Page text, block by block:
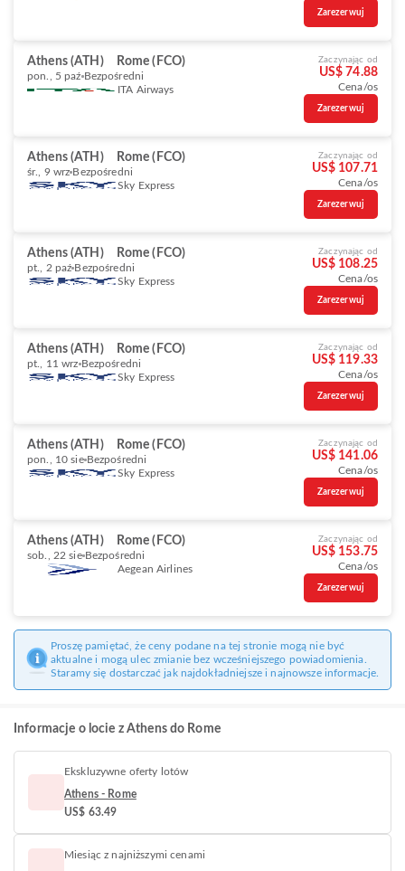
Zarezerwuj
Athens (ATH) Rome (FCO)
pon., 5 paź Bezpośredni
ITA Airways
Zaczynając od
US$ 74.88
Cena/os
Zarezerwuj
Athens (ATH) Rome (FCO)
śr., 9 wrz Bezpośredni
Sky Express
Zaczynając od
US$ 107.71
Cena/os
Zarezerwuj
Athens (ATH) Rome (FCO)
pt., 2 paź Bezpośredni
Sky Express
Zaczynając od
US$ 108.25
Cena/os
Zarezerwuj
Athens (ATH) Rome (FCO)
pt., 11 wrz Bezpośredni
Sky Express
Zaczynając od
US$ 119.33
Cena/os
Zarezerwuj
Athens (ATH) Rome (FCO)
pon., 10 sie Bezpośredni
Sky Express
Zaczynając od
US$ 141.06
Cena/os
Zarezerwuj
Athens (ATH) Rome (FCO)
sob., 22 sie Bezpośredni
Aegean Airlines
Zaczynając od
US$ 153.75
Cena/os
Zarezerwuj
Proszę pamiętać, że ceny podane na tej stronie mogą nie być
aktualne i mogą ulec zmianie bez wcześniejszego powiadomienia.
Staramy się dostarczać jak najdokładniejsze i najnowsze informacje.
Informacje o locie z Athens do Rome
Ekskluzywne oferty lotów
Athens - Rome
US$ 63.49
Miesiąc z najniższymi cenami